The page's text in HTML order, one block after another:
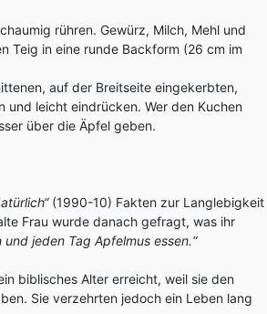
rühren. Gewürz, Milch, Mehl und
Teig in eine runde Backform (26 cm im
auf der Breitseite eingekerbten,
leicht eindrücken. Wer den Kuchen
über die Äpfel geben.
(1990-10) Fakten zur Langlebigkeit
Frau wurde danach gefragt, was ihr
und jeden Tag Apfelmus essen.“
biblisches Alter erreicht, weil sie den
Sie verzehrten jedoch ein Leben lang